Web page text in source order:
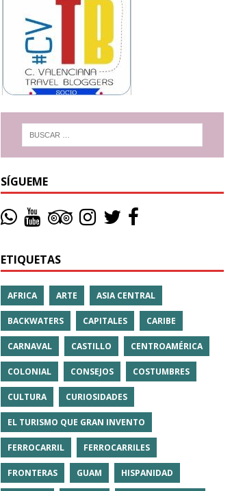
SÍGUEME
ETIQUETAS
AFRICA ARTE ASIA CENTRAL
BACKWATERS CAPITALES CARIBE
CARNAVAL CASTILLO CENTROAMÉRICA
COLONIAL CONSEJOS COSTUMBRES
CULTURA CURIOSIDADES
EL TURISMO QUE GRAN INVENTO
FERROCARRIL FERROCARRILES
FRONTERAS GUAM HISPANIDAD